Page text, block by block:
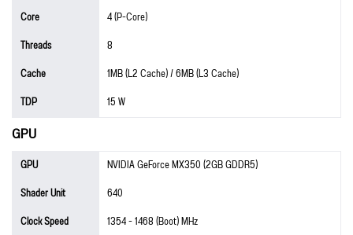
Core
4 (P-Core)
Threads
8
Cache
1MB (L2 Cache) / 6MB (L3 Cache)
TDP
15 W
GPU
GPU
NVIDIA GeForce MX350 (2GB GDDR5)
Shader Unit
640
Clock Speed
1354 - 1468 (Boot) MHz